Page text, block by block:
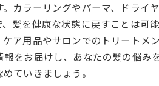
カラーリングやパーマ、ドラ
髪を健康な状態に戻すことは
ア用品やサロンでのトリート
をお届けし、あなたの髪の悩
ていきましょう。